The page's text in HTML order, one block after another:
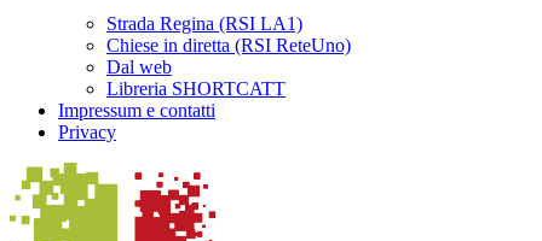
Strada Regina (RSI LA1)
Chiese in diretta (RSI ReteUno)
Dal web
Libreria SHORTCATT
Impressum e contatti
Privacy